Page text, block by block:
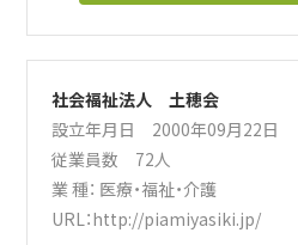
社会福祉法人 土穂会
設立年月日 2000年09月22日
従業員数 72人
業 種： 医療・福祉・介護
URL：http://piamiyasiki.jp/